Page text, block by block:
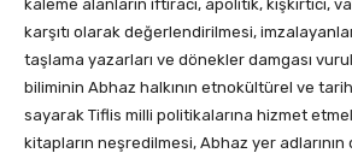
kaleme alanların iftiracı, apolitik, kışkırtıcı,
karşıtı olarak değerlendirilmesi,
taşlama yazarları ve dönekler damgası
biliminin Abhaz halkının etnokültürel ve tarihi
sayarak Tiflis milli politikalarına hizmet
kitapların neşredilmesi, Abhaz yer